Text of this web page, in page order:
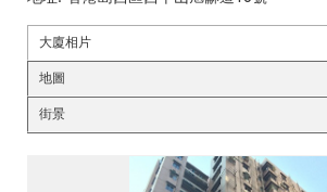
大廈相片
地圖
街景